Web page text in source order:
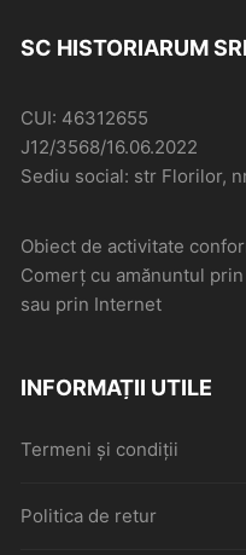
SC HISTORIARUM
CUI: 46312655
J12/3568/16.06.2022
Sediu social: str Florilor,
Obiect de activitate
Comerţ cu amănuntul
sau prin Internet
INFORMAȚII UTILE
Termeni și condiții
Politica de retur